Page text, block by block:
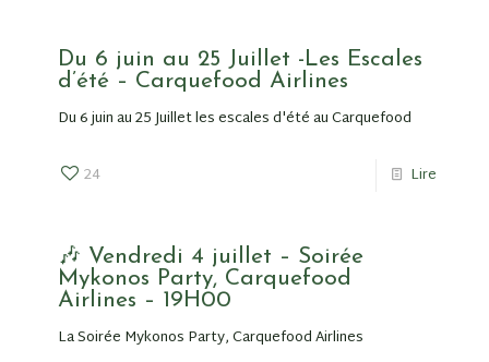
Du 6 juin au 25 Juillet -Les Escales
d’été – Carquefood Airlines
Du 6 juin au 25 Juillet les escales d'été au Carquefood
24 Lire
🎶 Vendredi 4 juillet – Soirée
Mykonos Party, Carquefood
Airlines – 19H00
La Soirée Mykonos Party, Carquefood Airlines